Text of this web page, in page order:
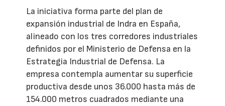
La iniciativa forma parte del plan de
expansión industrial de Indra en España,
alineado con los tres corredores industriales
definidos por el Ministerio de Defensa en la
Estrategia Industrial de Defensa. La
empresa contempla aumentar su superficie
productiva desde unos 36.000 hasta más de
154.000 metros cuadrados mediante una